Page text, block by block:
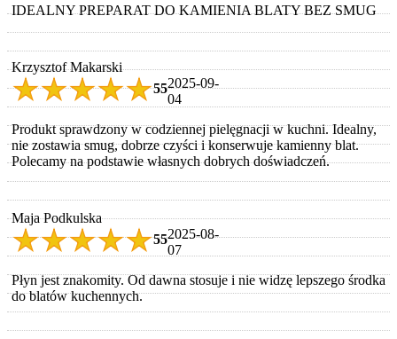
IDEALNY PREPARAT DO KAMIENIA BLATY BEZ SMUG
Krzysztof Makarski
552025-09-
04
Produkt sprawdzony w codziennej pielęgnacji w kuchni. Idealny,
nie zostawia smug, dobrze czyści i konserwuje kamienny blat.
Polecamy na podstawie własnych dobrych doświadczeń.
Maja Podkulska
552025-08-
07
Płyn jest znakomity. Od dawna stosuje i nie widzę lepszego środka
do blatów kuchennych.